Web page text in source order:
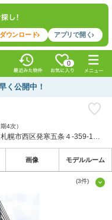
ダウンロード アプリで開く
0
く公開中！
期4次）
北海道札幌市西区発寒五条４-359-1、359-25、359-31、358-67（地番）
画像 モデルルーム
(3件)